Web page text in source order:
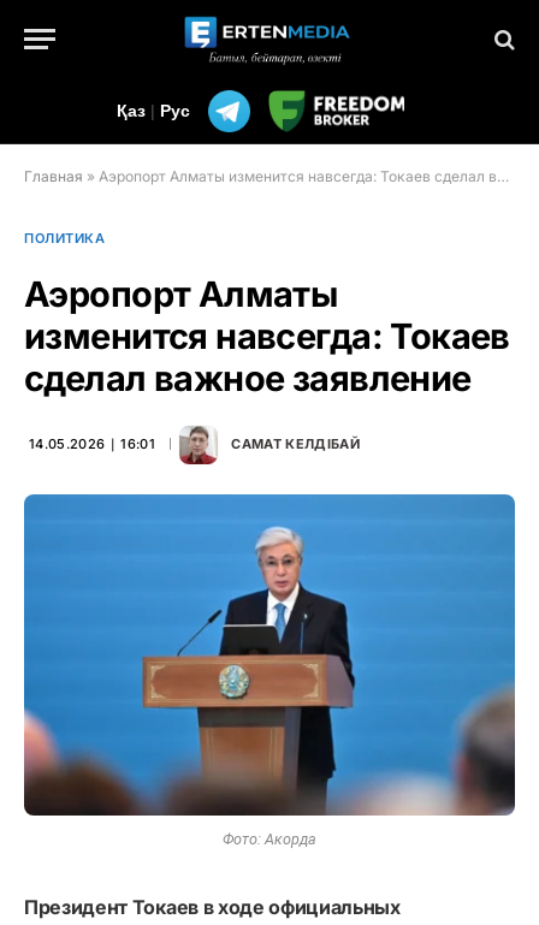
Қаз | Рус
Главная » Аэропорт Алматы изменится навсегда: Токаев сделал важное заявление
ПОЛИТИКА
Аэропорт Алматы
изменится навсегда: Токаев
сделал важное заявление
14.05.2026 ∣ 16:01 САМАТ КЕЛДІБАЙ
Фото: Акорда
Президент Токаев в ходе официальных